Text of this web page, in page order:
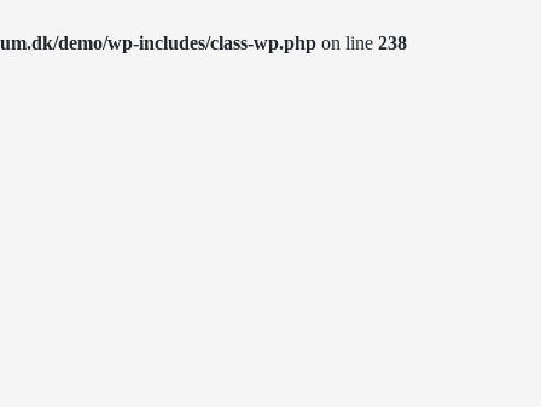
demo/wp-includes/class-wp.php on line 238